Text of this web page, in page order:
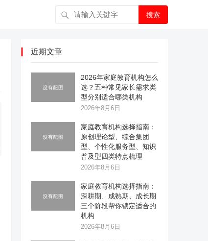
搜索
近期文章
2026年家庭教育机构怎么
选？五种常见家长需求类
型分别适合哪类机构
2026年8月6日
家庭教育机构选择指南：
原创理论型、综合集团
型、个性化服务型、知识
普及型四类特点梳理
2026年8月6日
家庭教育机构选择指南：
深耕期、成熟期、成长期
三个阶段帮你锁定适合的
机构
2026年8月6日